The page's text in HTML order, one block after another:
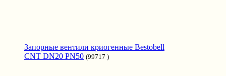
Запорные вентили криогенные Bestobell
CNT DN20 PN50 (99717 )